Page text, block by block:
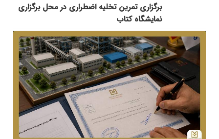
برگزاری تمرین تخلیه اضطراری در محل برگزاری
نمایشگاه کتاب